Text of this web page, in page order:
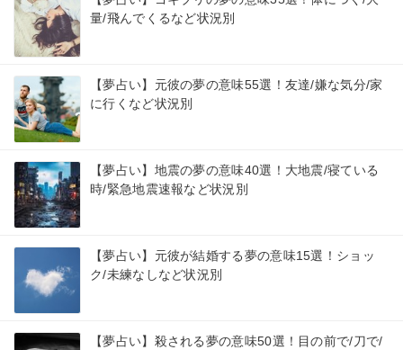
量/飛んでくるなど状況別
【夢占い】元彼の夢の意味55選！友達/嫌な気分/家
に行くなど状況別
【夢占い】地震の夢の意味40選！大地震/寝ている
時/緊急地震速報など状況別
【夢占い】元彼が結婚する夢の意味15選！ショッ
ク/未練なしなど状況別
【夢占い】殺される夢の意味50選！目の前で/刀で/